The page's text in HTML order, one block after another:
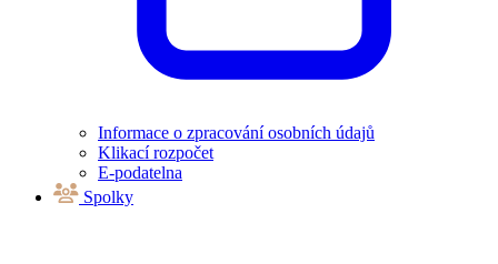
Informace o zpracování osobních údajů
Klikací rozpočet
E-podatelna
Spolky